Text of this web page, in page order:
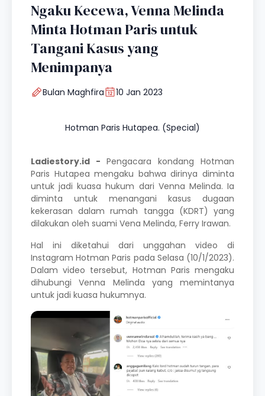
Ngaku Kecewa, Venna Melinda
Minta Hotman Paris untuk
Tangani Kasus yang
Menimpanya
Bulan Maghfira 10 Jan 2023
Hotman Paris Hutapea. (Special)
Ladiestory.id - Pengacara kondang Hotman
Paris Hutapea mengaku bahwa dirinya diminta
untuk jadi kuasa hukum dari Venna Melinda. Ia
diminta untuk menangani kasus dugaan
kekerasan dalam rumah tangga (KDRT) yang
dilakukan oleh suami Vena Melinda, Ferry Irawan.
Hal ini diketahui dari unggahan video di
InstagramHotman Paris pada Selasa (10/1/2023).
Dalam video tersebut, Hotman Paris mengaku
dihubungi Venna Melinda yang memintanya
untuk jadi kuasa hukumnya.